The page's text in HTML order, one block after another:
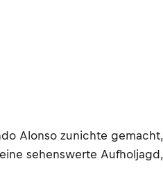
Alonso zunichte
sehenswerte